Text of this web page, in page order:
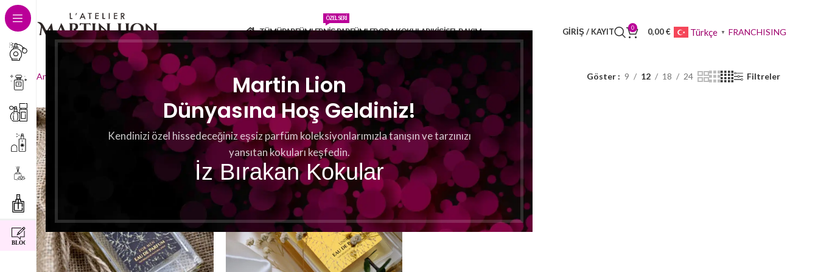
Martin Lion
Dünyasına Hoş Geldiniz!
Kendinizi özel hissedeceğiniz eşsiz parfüm koleksiyonlarımızla tanışın ve tarzınızı
yansıtan kokuları keşfedin.
İz Bırakan Kokular
instagram
facebook
TÜMÜPARFÜMLERNIŞ PARFÜMLER
ÖZEL SERI
ODA KOKULARIKIŞISEL BAKIM GIRIŞ / KAYIT 0 0,00€ Türkçe ▼ FRANCHISING
Ana Sayfa Kopfnoten Chillipaprika
2 sonucun tümü gösteriliyor
Göster 9 12 18 24 Filtreler